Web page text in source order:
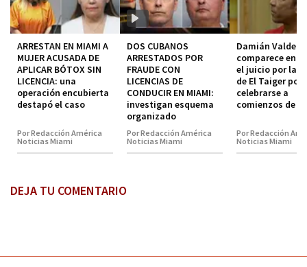
ARRESTAN EN MIAMI A
MUJER ACUSADA DE
APLICAR BÓTOX SIN
LICENCIA: una
operación encubierta
destapó el caso
Por Redacción América
Noticias Miami
DOS CUBANOS
ARRESTADOS POR
FRAUDE CON
LICENCIAS DE
CONDUCIR EN MIAMI:
investigan esquema
organizado
Por Redacción América
Noticias Miami
Damián Valdez
comparece en
el juicio por la
de El Taiger
celebrarse a
comienzos de
Por Redacción
Noticias Miami
DEJA TU COMENTARIO